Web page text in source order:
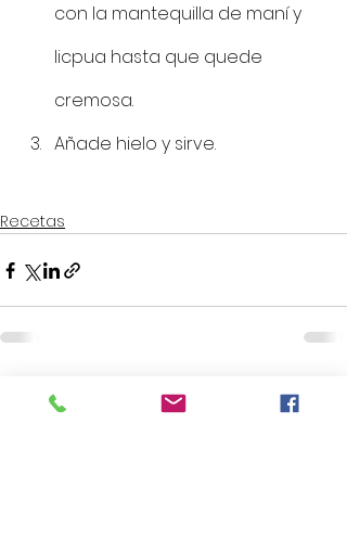
con la mantequilla de maní y
licpua hasta que quede
cremosa.
Añade hielo y sirve.
Recetas
Entradas recientes Ver todo